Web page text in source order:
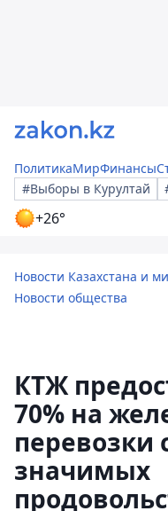
ПолитикаМирФинансы
#Выборы в Курултай
+26°
Новости Казахстана и
Новости общества
КТЖ
70% на
перевозки
значимых